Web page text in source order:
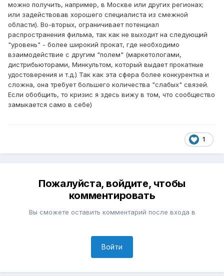
можно получить, например, в Москве или других регионах;
или задействовав хорошего специалиста из смежной
области). Во-вторых, ограничивает потенциал
распространения фильма, так как не выходит на следующий
"уровень" - более широкий прокат, где необходимо
взаимодействие с другим "полем" (маркетологами,
дистрибьюторами, Минкультом, который выдает прокатные
удостоверения и т.д.) Так как эта сфера более конкурентна и
сложна, она требует большего количества "слабых" связей.
Если обобщить, то кризис я здесь вижу в том, что сообщество
замыкается само в себе)
1
Пожалуйста, войдите, чтобы
комментировать
Вы сможете оставить комментарий после входа в
Войти